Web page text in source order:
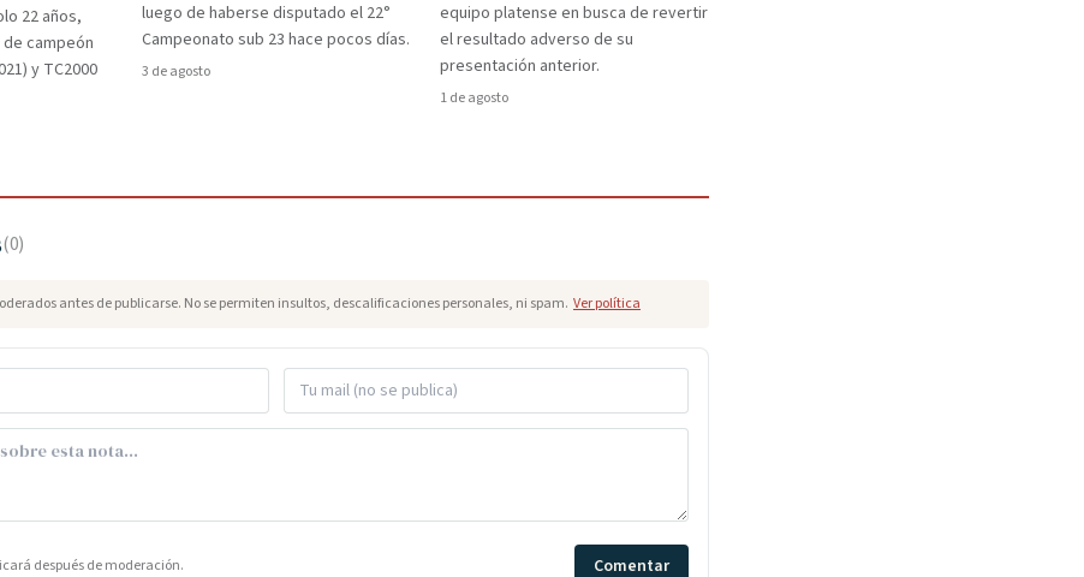
22 años,
campeón
y TC2000
luego de haberse disputado el 22°
Campeonato sub 23 hace pocos días.
3 de agosto
equipo platense en busca de revertir
el resultado adverso de su
presentación anterior.
1 de agosto
(0)
antes de publicarse. No se permiten insultos, descalificaciones personales, ni spam. Ver política
después de moderación. Comentar